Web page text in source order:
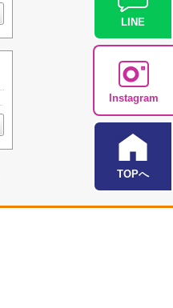
LINE
Instagram
TOPへ